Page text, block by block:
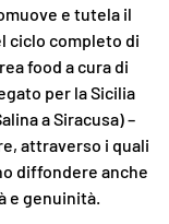
e tutela il
ciclo completo di
food a cura di
per la Sicilia
a Siracusa) –
attraverso i quali
diffondere anche
e genuinità.